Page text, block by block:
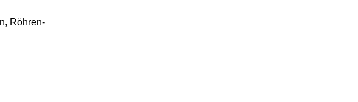
Röhren-